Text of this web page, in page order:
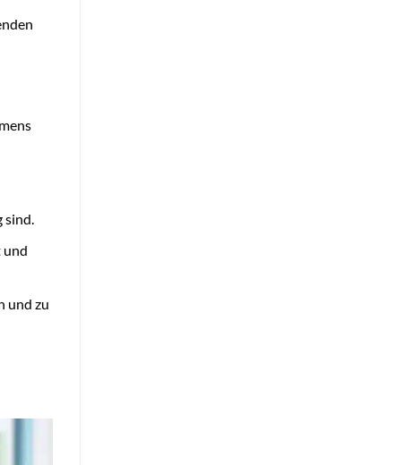
sind.
und
und zu